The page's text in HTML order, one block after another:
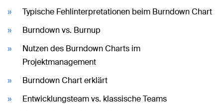
Typische Fehlinterpretationen beim Burndown Chart
Burndown vs. Burnup
Nutzen des Burndown Charts im
Projektmanagement
Burndown Chart erklärt
Entwicklungsteam vs. klassische Teams